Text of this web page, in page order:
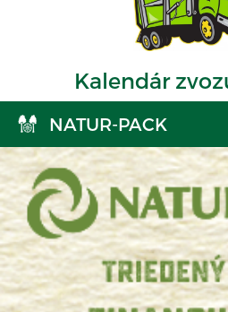
Kalendár
NATUR-PACK